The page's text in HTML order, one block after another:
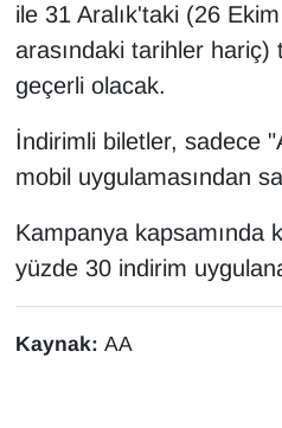
ile 31 Aralık'taki (26
arasındaki tarihler
geçerli olacak.
İndirimli biletler, sadece
mobil uygulamasından
Kampanya kapsamında
yüzde 30 indirim
Kaynak: AA
İngilizce
Kadın
Kamu Alımları
Kültür & Sanat